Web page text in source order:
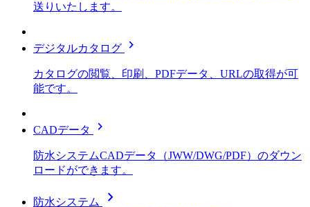
送りいたします。
デジタルカタログ chevron_right
カタログの閲覧、印刷、PDFデータ、URLの取得が可
能です。
CADデータ chevron_right
防水システムCADデータ（JWW/DWG/PDF）のダウン
ロードができます。
防水システム chevron_right